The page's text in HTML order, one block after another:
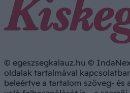
© egeszsegkalauz.hu ©
oldalak tartalmával
beleértve a tartalom szöveg- és